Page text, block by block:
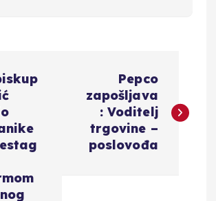
Pepco
zapošljava
: Voditelj
trgovine –
poslovođa